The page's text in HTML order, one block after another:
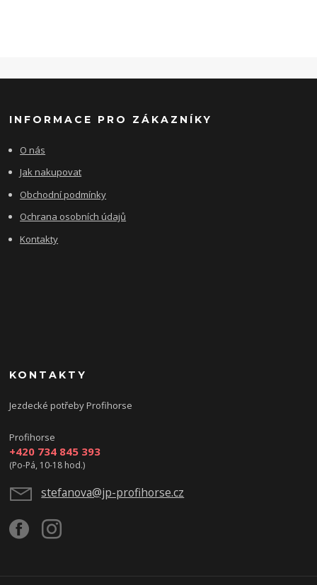
INFORMACE PRO ZÁKAZNÍKY
O nás
Jak nakupovat
Obchodní podmínky
Ochrana osobních údajů
Kontakty
KONTAKTY
Jezdecké potřeby Profihorse
Profihorse
+420 734 845 393
(Po-Pá, 10-18 hod.)
stefanova@jp-profihorse.cz